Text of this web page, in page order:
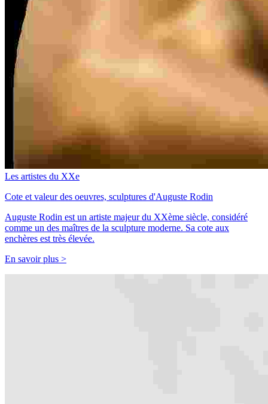
Les artistes du XXe
Cote et valeur des oeuvres, sculptures d'Auguste Rodin
Auguste Rodin est un artiste majeur du XXème siècle, considéré
comme un des maîtres de la sculpture moderne. Sa cote aux
enchères est très élevée.
En savoir plus >